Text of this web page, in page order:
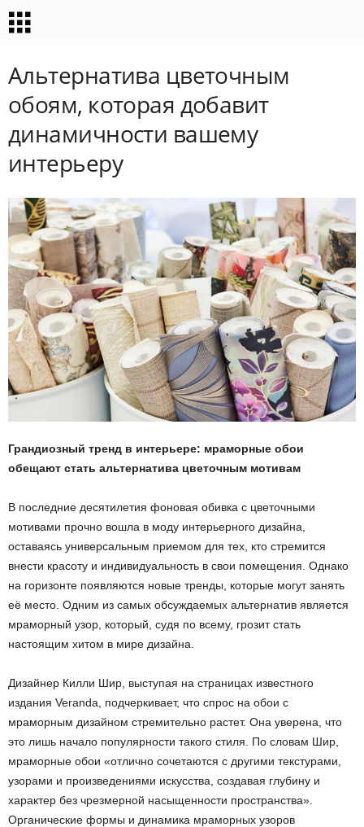
Альтернатива цветочным
обоям, которая добавит
динамичности вашему
интерьеру
Грандиозный тренд в интерьере: мраморные обои
обещают стать альтернатива цветочным мотивам
В последние десятилетия фоновая обивка с цветочными
мотивами прочно вошла в моду интерьерного дизайна,
оставаясь универсальным приемом для тех, кто стремится
внести красоту и индивидуальность в свои помещения. Однако
на горизонте появляются новые тренды, которые могут занять
её место. Одним из самых обсуждаемых альтернатив является
мраморный узор, который, судя по всему, грозит стать
настоящим хитом в мире дизайна.
Дизайнер Килли Шир, выступая на страницах известного
издания Veranda, подчеркивает, что спрос на обои с
мраморным дизайном стремительно растет. Она уверена, что
это лишь начало популярности такого стиля. По словам Шир,
мраморные обои «отлично сочетаются с другими текстурами,
узорами и произведениями искусства, создавая глубину и
характер без чрезмерной насыщенности пространства».
Органические формы и динамика мраморных узоров